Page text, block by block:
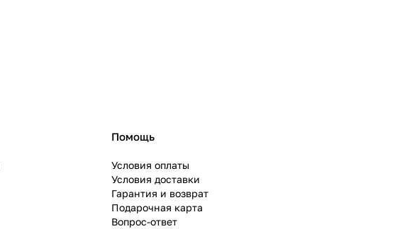
Помощь
Условия оплаты
Условия доставки
Гарантия и возврат
Подарочная карта
Вопрос-ответ